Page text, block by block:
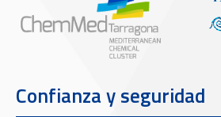
Confianza y seguridad